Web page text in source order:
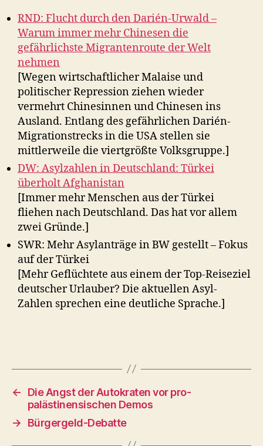
RND: Flucht durch den Darién-Urwald –
Warum immer mehr Chinesen die
gefährlichste Migrantenroute der Welt
nehmen
[Wegen wirtschaftlicher Malaise und
politischer Repression ziehen wieder
vermehrt Chinesinnen und Chinesen ins
Ausland. Entlang des gefährlichen Darién-
Migrationstrecks in die USA stellen sie
mittlerweile die viertgrößte Volksgruppe.]
DW: Asylzahlen in Deutschland: Türkei
überholt Afghanistan
[Immer mehr Menschen aus der Türkei
fliehen nach Deutschland. Das hat vor allem
zwei Gründe.]
SWR: Mehr Asylanträge in BW gestellt – Fokus
auf der Türkei
[Mehr Geflüchtete aus einem der Top-Reiseziel
deutscher Urlauber? Die aktuellen Asyl-
Zahlen sprechen eine deutliche Sprache.]
←
Die Angst der Autokraten vor pro-
palästinensischen Demos
→
Bürgergeld-Debatte